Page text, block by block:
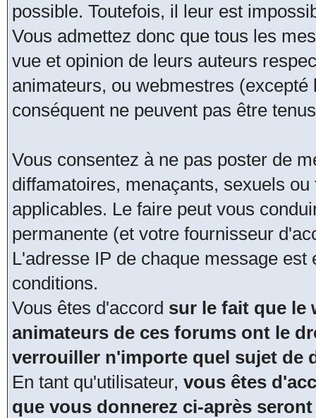
possible. Toutefois, il leur est
Vous admettez donc que tous les
vue et opinion de leurs auteurs
animateurs, ou webmestres
conséquent ne peuvent pas être
Vous consentez à ne pas poster de
diffamatoires, menaçants, sexuels
applicables. Le faire peut vous
permanente (et votre fournisseur
L'adresse IP de chaque message
conditions.
Vous êtes d'accord sur le fait que le
animateurs de ces forums ont le
verrouiller n'importe quel sujet de
En tant qu'utilisateur, vous êtes
que vous donnerez ci-après